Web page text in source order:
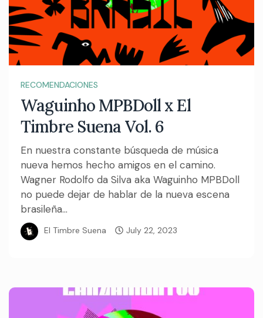
RECOMENDACIONES
Waguinho MPBDoll x El
Timbre Suena Vol. 6
En nuestra constante búsqueda de música
nueva hemos hecho amigos en el camino.
Wagner Rodolfo da Silva aka Waguinho MPBDoll
no puede dejar de hablar de la nueva escena
brasileña...
El Timbre Suena July 22, 2023